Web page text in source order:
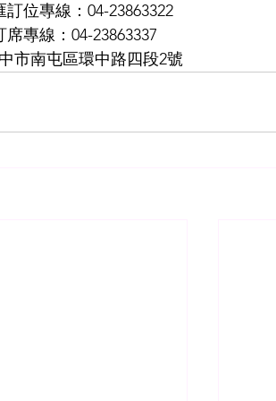
訂位專線：04-23863322
席專線：04-23863337
市南屯區環中路四段2號